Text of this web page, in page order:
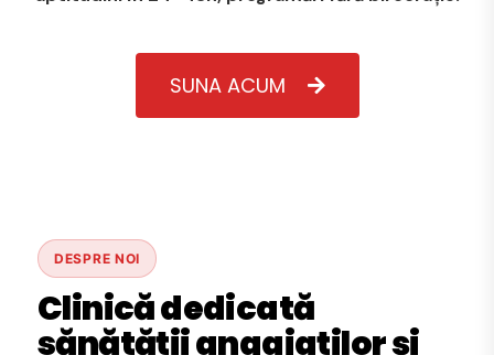
SUNA ACUM
DESPRE NOI
Clinică dedicată
sănătății angajaților și